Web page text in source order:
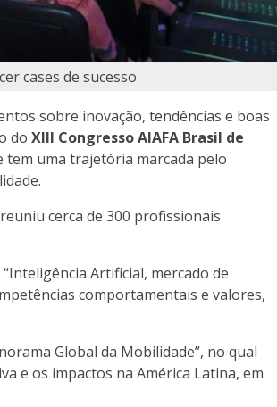
cases de sucesso
sobre inovação, tendências e boas
do XIII Congresso AIAFA Brasil de
tem uma trajetória marcada pelo
cerca de 300 profissionais
Artificial, mercado de
comportamentais e valores,
Global da Mobilidade”, no qual
e os impactos na América Latina, em